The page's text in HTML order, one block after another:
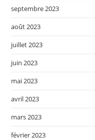
septembre 2023
août 2023
juillet 2023
juin 2023
mai 2023
avril 2023
mars 2023
février 2023